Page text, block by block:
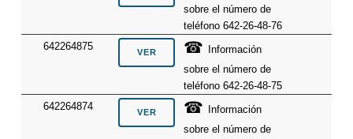
sobre el número de
teléfono 642-26-48-76
642264875
☎
Información
sobre el número de
teléfono 642-26-48-75
642264874
☎
Información
sobre el número de